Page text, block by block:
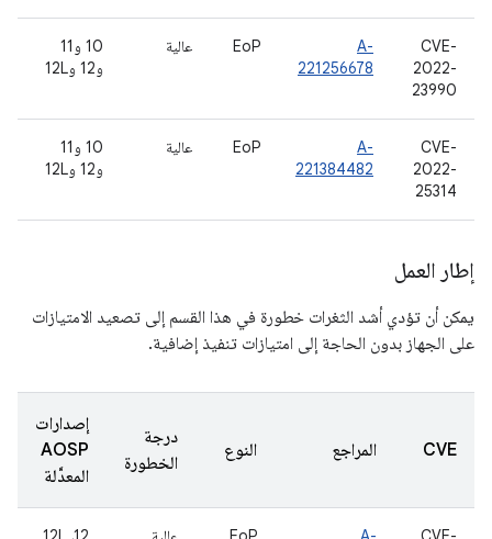
CVE-
2022-
23990
A-
221256678
EoP عالية
10 و11
و12 و12L
CVE-
2022-
25314
A-
221384482
EoP عالية
10 و11
و12 و12L
إطار العمل
يمكن أن تؤدي أشد الثغرات خطورة في هذا القسم إلى تصعيد الامتيازات
على الجهاز بدون الحاجة إلى امتيازات تنفيذ إضافية.
CVE المراجع النوع
درجة
الخطورة
إصدارات
AOSP
المعدَّلة